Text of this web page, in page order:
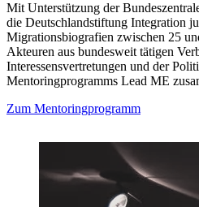
Mit Unterstützung der
die Deutschlandstiftung Integration
Migrationsbiografien zwischen 25
Akteuren aus bundesweit tätigen
Interessensvertretungen und der
Mentoringprogramms Lead ME
Zum Mentoringprogramm